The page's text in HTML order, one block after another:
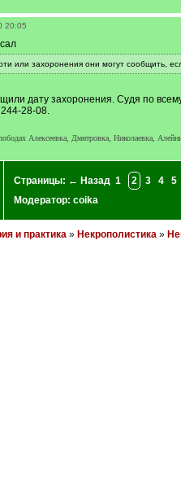
20:05
или захоронения они могут сообщить,
дату захоронения. Судя по
28-08.
Алексеевка, Дмитровка, Николаевка,
Страницы: ← Назад 1 2 3 4 5
Модератор: coika
и практика» Некрополистика»